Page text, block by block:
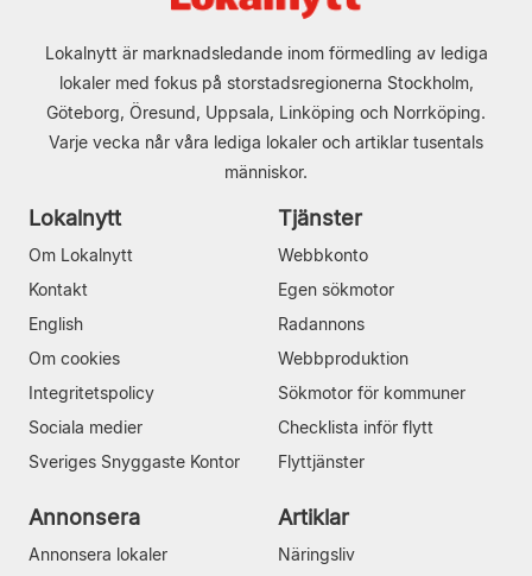
Lokalnytt är marknadsledande inom förmedling av lediga
lokaler med fokus på storstadsregionerna Stockholm,
Göteborg, Öresund, Uppsala, Linköping och Norrköping.
Varje vecka når våra lediga lokaler och artiklar tusentals
människor.
Lokalnytt
Om Lokalnytt
Kontakt
English
Om cookies
Integritetspolicy
Sociala medier
Sveriges Snyggaste Kontor
Tjänster
Webbkonto
Egen sökmotor
Radannons
Webbproduktion
Sökmotor för kommuner
Checklista inför flytt
Flyttjänster
Annonsera
Annonsera lokaler
Artiklar
Näringsliv